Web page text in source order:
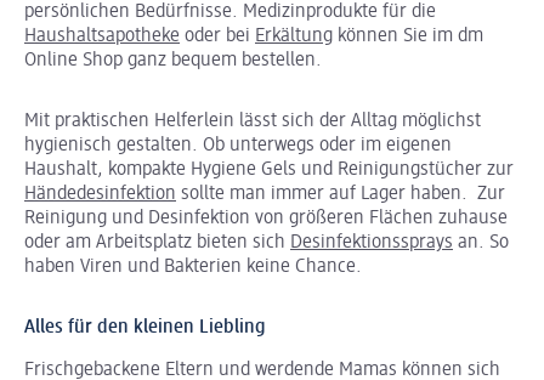
persönlichen Bedürfnisse. Medizinprodukte für die
Haushaltsapotheke oder bei Erkältung können Sie im dm
Online Shop ganz bequem bestellen.
Mit praktischen Helferlein lässt sich der Alltag möglichst
hygienisch gestalten. Ob unterwegs oder im eigenen
Haushalt, kompakte Hygiene Gels und Reinigungstücher zur
Händedesinfektion sollte man immer auf Lager haben. Zur
Reinigung und Desinfektion von größeren Flächen zuhause
oder am Arbeitsplatz bieten sich Desinfektionssprays an. So
haben Viren und Bakterien keine Chance.
Alles für den kleinen Liebling
Frischgebackene Eltern und werdende Mamas können sich